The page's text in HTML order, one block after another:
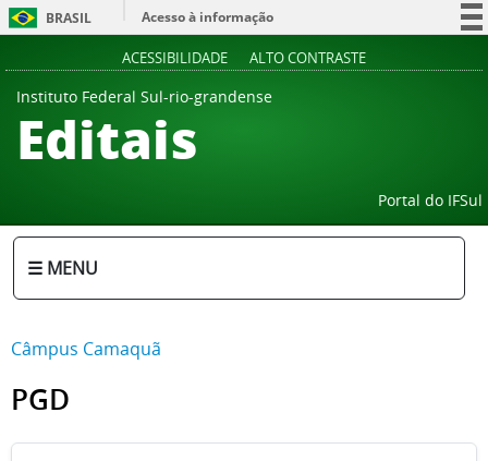
BRASIL
Acesso à informação
ACESSIBILIDADE ALTO CONTRASTE
Instituto Federal Sul-rio-grandense
Editais
Portal do IFSul
☰ MENU
Câmpus Camaquã
PGD